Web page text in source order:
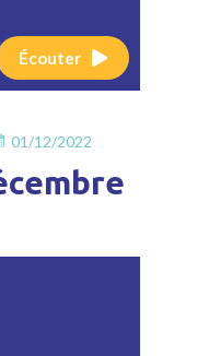
Écouter
01/12/2022